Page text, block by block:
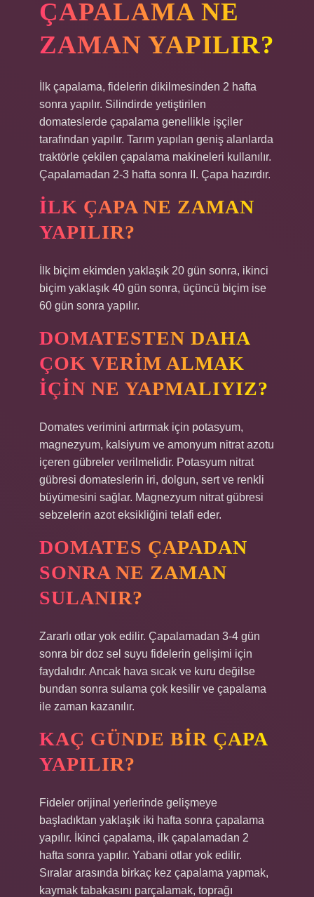
ÇAPALAMA NE
ZAMAN YAPILIR?
İlk çapalama, fidelerin dikilmesinden 2 hafta
sonra yapılır. Silindirde yetiştirilen
domateslerde çapalama genellikle işçiler
tarafından yapılır. Tarım yapılan geniş alanlarda
traktörle çekilen çapalama makineleri kullanılır.
Çapalamadan 2-3 hafta sonra II. Çapa hazırdır.
İLK ÇAPA NE ZAMAN
YAPILIR?
İlk biçim ekimden yaklaşık 20 gün sonra, ikinci
biçim yaklaşık 40 gün sonra, üçüncü biçim ise
60 gün sonra yapılır.
DOMATESTEN DAHA
ÇOK VERIM ALMAK
IÇIN NE YAPMALIYIZ?
Domates verimini artırmak için potasyum,
magnezyum, kalsiyum ve amonyum nitrat azotu
içeren gübreler verilmelidir. Potasyum nitrat
gübresi domateslerin iri, dolgun, sert ve renkli
büyümesini sağlar. Magnezyum nitrat gübresi
sebzelerin azot eksikliğini telafi eder.
DOMATES ÇAPADAN
SONRA NE ZAMAN
SULANIR?
Zararlı otlar yok edilir. Çapalamadan 3-4 gün
sonra bir doz sel suyu fidelerin gelişimi için
faydalıdır. Ancak hava sıcak ve kuru değilse
bundan sonra sulama çok kesilir ve çapalama
ile zaman kazanılır.
KAÇ GÜNDE BIR ÇAPA
YAPILIR?
Fideler orijinal yerlerinde gelişmeye
başladıktan yaklaşık iki hafta sonra çapalama
yapılır. İkinci çapalama, ilk çapalamadan 2
hafta sonra yapılır. Yabani otlar yok edilir.
Sıralar arasında birkaç kez çapalama yapmak,
kaymak tabakasını parçalamak, toprağı